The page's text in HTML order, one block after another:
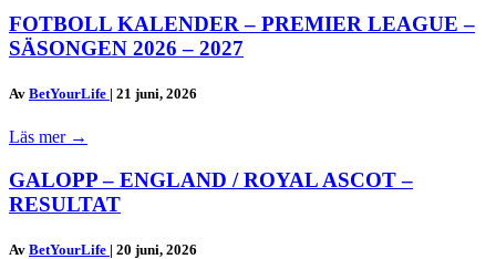
FOTBOLL KALENDER – PREMIER LEAGUE –
SÄSONGEN 2026 – 2027
Av BetYourLife | 21 juni, 2026
Läs mer →
GALOPP – ENGLAND / ROYAL ASCOT –
RESULTAT
Av BetYourLife | 20 juni, 2026